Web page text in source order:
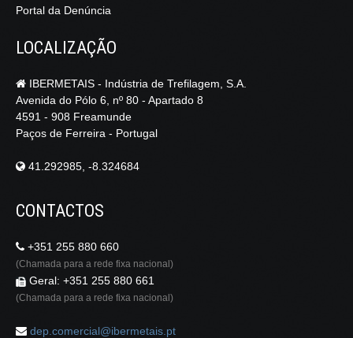
Portal da Denúncia
LOCALIZAÇÃO
IBERMETAIS - Indústria de Trefilagem, S.A.
Avenida do Pólo 6, nº 80 - Apartado 8
4591 - 908 Freamunde
Paços de Ferreira - Portugal
41.292985, -8.324684
CONTACTOS
+351 255 880 660
(Chamada para a rede fixa nacional)
Geral: +351 255 880 661
(Chamada para a rede fixa nacional)
dep.comercial@ibermetais.pt